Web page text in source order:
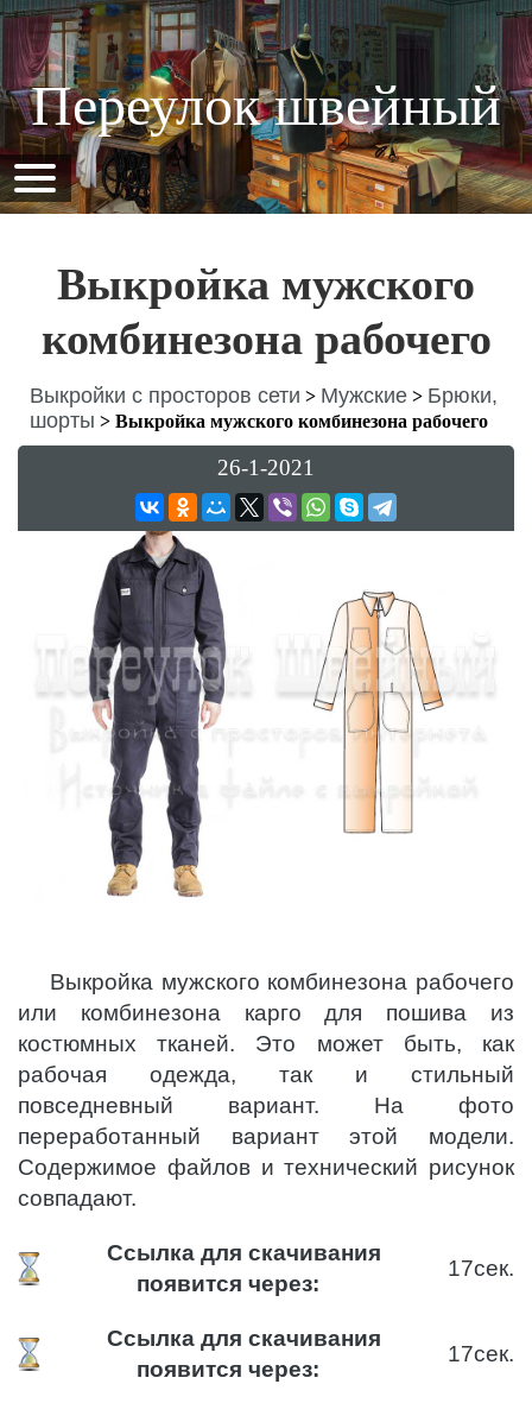
Переулок швейный
Выкройка мужского
комбинезона рабочего
Выкройки с просторов сети > Мужские > Брюки,
шорты > Выкройка мужского комбинезона рабочего
26-1-2021
Выкройка мужского комбинезона рабочего
или комбинезона карго для пошива из
костюмных тканей. Это может быть, как
рабочая одежда, так и стильный
повседневный вариант. На фото
переработанный вариант этой модели.
Содержимое файлов и технический рисунок
совпадают.
Ссылка для скачивания
появится через:
17сек.
Ссылка для скачивания
появится через:
17сек.